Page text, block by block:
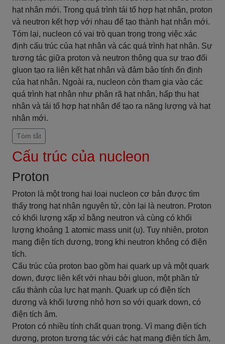
hạt nhân mới. Trong quá trình tái tổ hợp hạt nhân, proton
và neutron kết hợp với nhau để tạo thành hạt nhân mới.
Tóm lại, nucleon có vai trò quan trọng trong việc xác
định cấu trúc của hạt nhân và các quá trình hạt nhân. Sự
tương tác giữa proton và neutron thông qua sự trao đổi
gluon tạo ra liên kết hạt nhân và đảm bảo tính ổn định
của hạt nhân. Ngoài ra, nucleon còn tham gia vào các
quá trình hạt nhân như phân rã hạt nhân, hấp thu hạt
nhân và tái tổ hợp hạt nhân để tạo ra năng lượng và hạt
nhân mới.
Tóm tắt
Cấu trúc của nucleon
Proton
Proton là một trong hai loại nucleon cơ bản được tìm
thấy trong hạt nhân nguyên tử, còn lại là neutron. Proton
có khối lượng xấp xỉ bằng neutron và cùng có khối
lượng khoảng 1 atomic mass unit (u). Tuy nhiên, proton
mang điện tích dương, trong khi neutron không có điện
tích.
Cấu trúc của proton bao gồm hai quark up và một quark
down, được liên kết với nhau bởi gluon, một phần tử
cấu thành của lực hạt mạnh. Quark up có điện tích
dương và khối lượng nhỏ hơn so với quark down, có
điện tích âm.
Proton có nhiều tính chất quan trọng. Vì mang điện tích
dương, proton tương tác với các hạt mang điện tích âm,